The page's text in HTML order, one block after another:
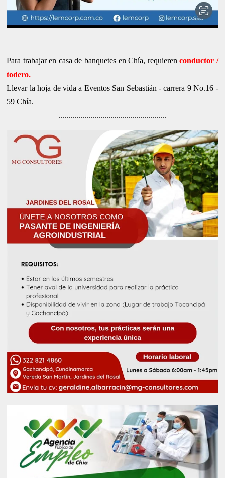
Para trabajar en casa de banquetes en Chía, requierenconductor /
todero.
Llevar la hoja de vida a Eventos San Sebastián - carrera 9 No.16 -
59 Chía.
......................................................